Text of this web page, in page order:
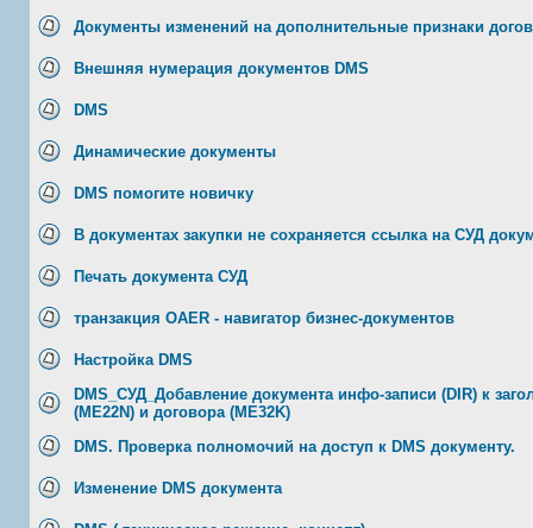
Документы изменений на дополнительные признаки
Внешняя нумерация документов DMS
DMS
Динамические документы
DMS помогите новичку
В документах закупки не сохраняется ссылка на СУД
Печать документа СУД
транзакция OAER - навигатор бизнес-документов
Настройка DMS
DMS_СУД_Добавление документа инфо-записи (DIR) к
(ME22N) и договора (ME32K)
DMS. Проверка полномочий на доступ к DMS документу.
Изменение DMS документа